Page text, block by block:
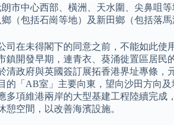
朗市中心西部、橫洲、天水圍、尖鼻咀
（包括石崗等地）及新田鄉（包括落
司在未得閣下的同意之前，不能如此使
鎮開發早期，連青衣、葵涌徙置區居民
清政府與英國簽訂展拓香港界址專條，
的「AB室」主要向東，望向沙田方向及
多項維港兩岸的大型基建工程陸續完成
憩空間，以改善海濱設施。